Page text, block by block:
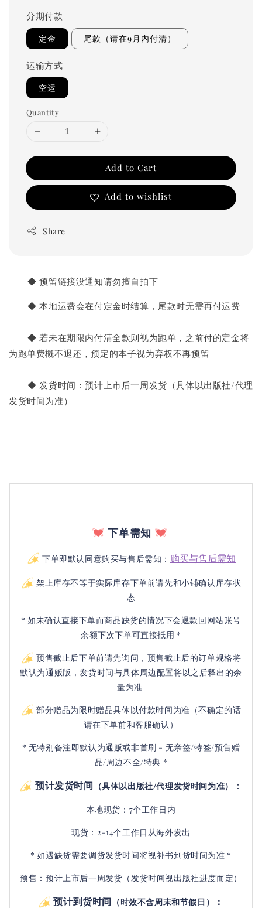
分期付款
定金 尾款（请在9月内付清）
运输方式
空运
Quantity
Add to Cart
Add to wishlist
Share
◆ 预留链接没通知请勿擅自拍下
◆ 本地运费会在付定金时结算，尾款时无需再付运费
◆ 若未在期限内付清全款则视为跑单，之前付的定金将
为跑单费概不退还，预定的本子视为弃权不再预留
◆ 发货时间：预计上市后一周发货 （具体以出版社/代理
发货时间为准）
下单需知
下单即默认同意购买与售后需知： 购买与售后需知
架上库存不等于实际库存下单前请先和小铺确认库存状
态
* 如未确认直接下单而商品缺货的情况下会退款回网站账号
余额下次下单可直接抵用 *
预售截止后下单前请先询问，预售截止后的订单规格将
默认为通贩版，发货时间与具体周边配置将以之后释出的余
量为准
部分赠品为限时赠品具体以付款时间为准（不确定的话
请在下单前和客服确认）
* 无特别备注即默认为通贩或非首刷 - 无亲签/特签/预售赠
品/周边不全/特典 *
预计发货时间 （具体以出版社/代理发货时间为准） ：
本地现货：7个工作日内
现货：2-14个工作日从海外发出
* 如遇缺货需要调货发货时间将视补书到货时间为准 *
预售：预计上市后一周发货（发货时间视出版社进度而定）
预计到货时间 （时效不含周末和节假日） ：